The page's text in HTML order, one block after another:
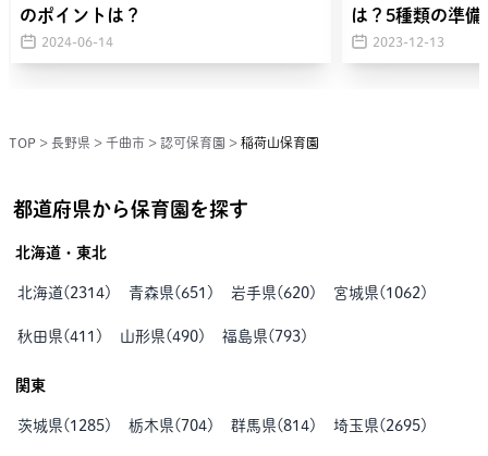
のポイントは？
2024-06-14
は？5種類の準
2023-12-13
TOP > 長野県 > 千曲市 > 認可保育園 > 稲荷山保育園
都道府県から保育園を探す
北海道・東北
北海道( 2314) 青森県( 651 ) 岩手県( 620) 宮城県( 1062 )
秋田県(411 ) 山形県(490) 福島県( 793)
関東
茨城県( 1285) 栃木県( 704) 群馬県(814) 埼玉県( 2695)